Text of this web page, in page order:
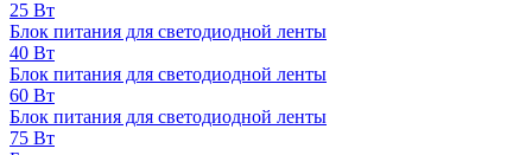
25 Вт
Блок питания для светодиодной ленты
40 Вт
Блок питания для светодиодной ленты
60 Вт
Блок питания для светодиодной ленты
75 Вт